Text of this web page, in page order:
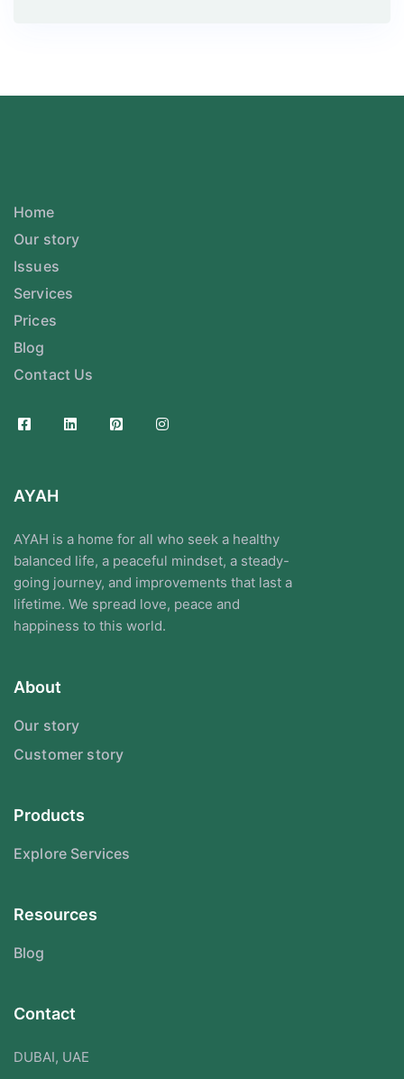
Home
Our story
Issues
Services
Prices
Blog
Contact Us
AYAH
AYAH is a home for all who seek a healthy
balanced life, a peaceful mindset, a steady-
going journey, and improvements that last a
lifetime. We spread love, peace and
happiness to this world.
About
Our story
Customer story
Products
Explore Services
Resources
Blog
Contact
DUBAI, UAE